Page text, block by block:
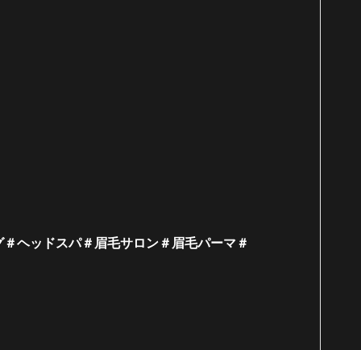
ヘッドスパ＃眉毛サロン＃眉毛パーマ＃